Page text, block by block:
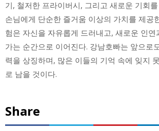
기, 철저한 프라이버시, 그리고 새로운 기회
손님에게 단순한 즐거움 이상의 가치를 제공
험은 자신을 자유롭게 드러내고, 새로운 인연
가는 순간으로 이어진다. 강남호빠는 앞으로
력을 상징하며, 많은 이들의 기억 속에 잊지
로 남을 것이다.
Share